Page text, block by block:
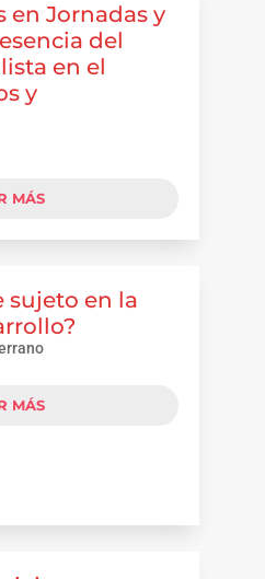
en Jornadas y
del
en el
y
MÁS
sujeto en la
MÁS